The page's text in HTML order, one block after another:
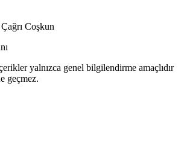
Coşkun
yalnızca genel bilgilendirme amaçlıdır
geçmez.